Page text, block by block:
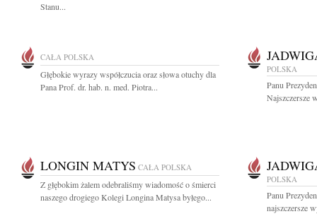
Stanu...
CAŁA POLSKA
Głębokie wyrazy współczucia oraz słowa otuchy dla
Pana Prof. dr. hab. n. med. Piotra...
POLSKA
Panu
Najszczersze
LONGIN MATYS CAŁA POLSKA
Z głębokim żalem odebraliśmy wiadomość o śmierci
naszego drogiego Kolegi Longina Matysa byłego...
POLSKA
Panu
najszczersze